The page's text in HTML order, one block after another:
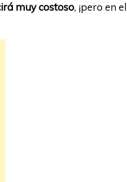
muy costoso, ¡pero en el